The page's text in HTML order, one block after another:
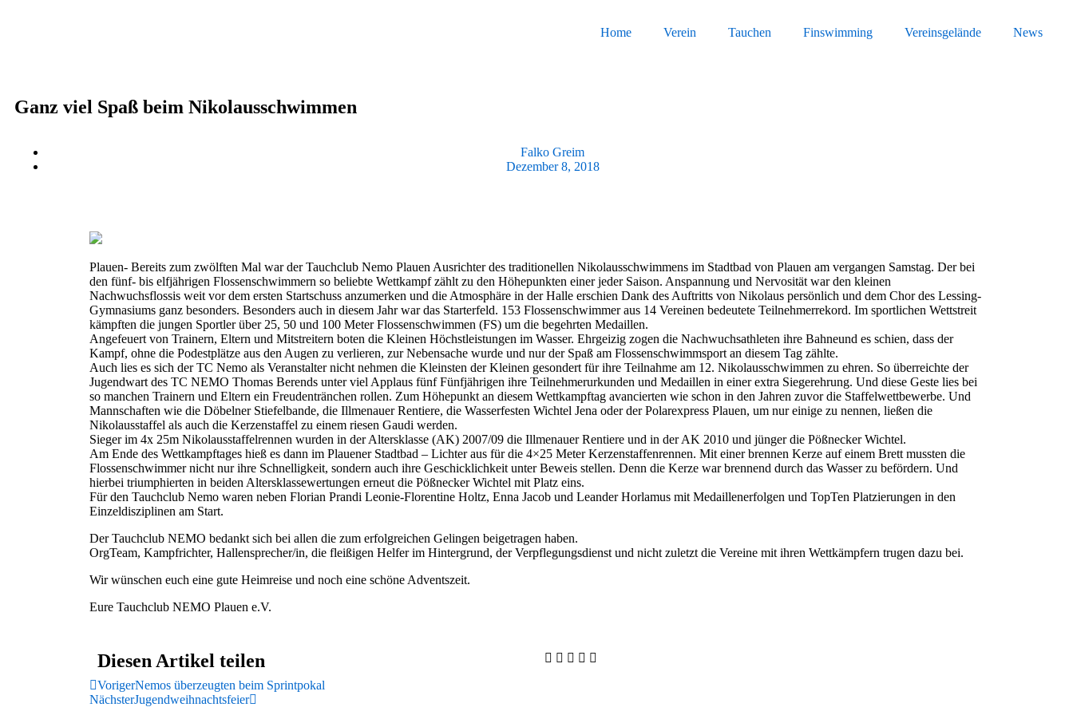
Home Verein Tauchen Finswimming Vereinsgelände News
Ganz viel Spaß beim Nikolausschwimmen
Falko Greim
Dezember 8, 2018
Plauen- Bereits zum zwölften Mal war der Tauchclub Nemo Plauen Ausrichter des traditionellen Nikolausschwimmens im Stadtbad von Plauen am vergangen Samstag. Der bei
den fünf- bis elfjährigen Flossenschwimmern so beliebte Wettkampf zählt zu den Höhepunkten einer jeder Saison. Anspannung und Nervosität war den kleinen
Nachwuchsflossis weit vor dem ersten Startschuss anzumerken und die Atmosphäre in der Halle erschien Dank des Auftritts von Nikolaus persönlich und dem Chor des Lessing-
Gymnasiums ganz besonders. Besonders auch in diesem Jahr war das Starterfeld. 153 Flossenschwimmer aus 14 Vereinen bedeutete Teilnehmerrekord. Im sportlichen Wettstreit
kämpften die jungen Sportler über 25, 50 und 100 Meter Flossenschwimmen (FS) um die begehrten Medaillen.
Angefeuert von Trainern, Eltern und Mitstreitern boten die Kleinen Höchstleistungen im Wasser. Ehrgeizig zogen die Nachwuchsathleten ihre Bahneund es schien, dass der
Kampf, ohne die Podestplätze aus den Augen zu verlieren, zur Nebensache wurde und nur der Spaß am Flossenschwimmsport an diesem Tag zählte.
Auch lies es sich der TC Nemo als Veranstalter nicht nehmen die Kleinsten der Kleinen gesondert für ihre Teilnahme am 12. Nikolausschwimmen zu ehren. So überreichte der
Jugendwart des TC NEMO Thomas Berends unter viel Applaus fünf Fünfjährigen ihre Teilnehmerurkunden und Medaillen in einer extra Siegerehrung. Und diese Geste lies bei
so manchen Trainern und Eltern ein Freudentränchen rollen. Zum Höhepunkt an diesem Wettkampftag avancierten wie schon in den Jahren zuvor die Staffelwettbewerbe. Und
Mannschaften wie die Döbelner Stiefelbande, die Illmenauer Rentiere, die Wasserfesten Wichtel Jena oder der Polarexpress Plauen, um nur einige zu nennen, ließen die
Nikolausstaffel als auch die Kerzenstaffel zu einem riesen Gaudi werden.
Sieger im 4x 25m Nikolausstaffelrennen wurden in der Altersklasse (AK) 2007/09 die Illmenauer Rentiere und in der AK 2010 und jünger die Pößnecker Wichtel.
Am Ende des Wettkampftages hieß es dann im Plauener Stadtbad – Lichter aus für die 4×25 Meter Kerzenstaffenrennen. Mit einer brennen Kerze auf einem Brett mussten die
Flossenschwimmer nicht nur ihre Schnelligkeit, sondern auch ihre Geschicklichkeit unter Beweis stellen. Denn die Kerze war brennend durch das Wasser zu befördern. Und
hierbei triumphierten in beiden Altersklassewertungen erneut die Pößnecker Wichtel mit Platz eins.
Für den Tauchclub Nemo waren neben Florian Prandi Leonie-Florentine Holtz, Enna Jacob und Leander Horlamus mit Medaillenerfolgen und TopTen Platzierungen in den
Einzeldisziplinen am Start.
Der Tauchclub NEMO bedankt sich bei allen die zum erfolgreichen Gelingen beigetragen haben.
OrgTeam, Kampfrichter, Hallensprecher/in, die fleißigen Helfer im Hintergrund, der Verpflegungsdienst und nicht zuletzt die Vereine mit ihren Wettkämpfern trugen dazu bei.
Wir wünschen euch eine gute Heimreise und noch eine schöne Adventszeit.
Eure Tauchclub NEMO Plauen e.V.
Diesen Artikel teilen
VorigerNemos überzeugten beim Sprintpokal
NächsterJugendweihnachtsfeier